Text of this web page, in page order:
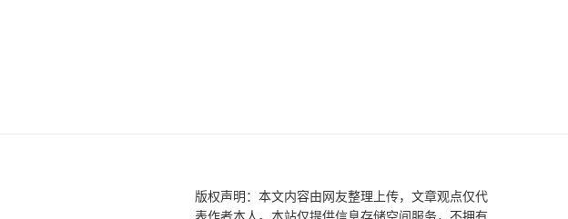
版权声明：本文内容由网友整理上传，文章观点仅代